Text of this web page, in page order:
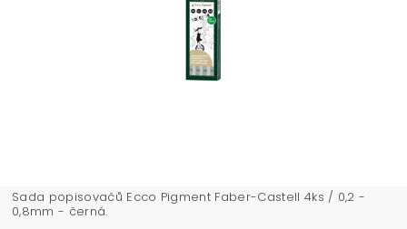
Sada popisovačů Ecco Pigment Faber-Castell 4ks / 0,2 -
0,8mm - černá.